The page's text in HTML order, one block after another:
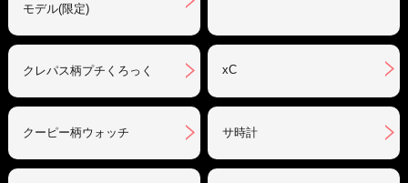
モデル(限定)
クレパス柄プチくろっく xC
クーピー柄ウォッチ サ時計